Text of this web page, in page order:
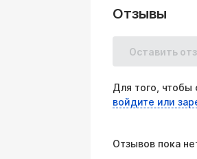
2. Многослойная
Внутренняя
давлением
Кремнеземное
Не
Обеспечивает
Отзывы
Оставить
Для того, чтобы
войдите или
Отзывов пока